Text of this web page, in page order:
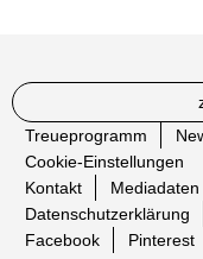
Treueprogramm
Cookie-Einstellungen
Kontakt
Datenschutzerklärung
Facebook
Pinterest